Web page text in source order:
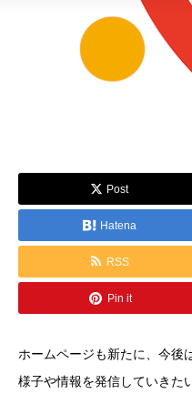
Post
Hatena
RSS
Pin it
ホームページも新たに、今後
様子や情報を発信していきた